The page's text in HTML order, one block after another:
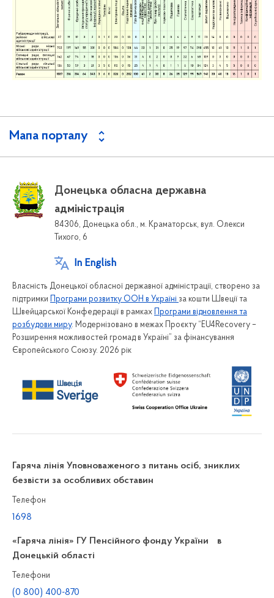
Мапа порталу
Донецька обласна державна
адміністрація
84306, Донецька обл., м. Краматорськ, вул. Олекси
Тихого, 6
In English
Власність Донецької обласної державної адміністрації, створено за
підтримки
Програми розвитку ООН в Україні за кошти Швеції та
Швейцарської Конфедерації в рамках
Програми відновлення та
розбудови миру. Модернізовано в межах Проєкту “EU4Recovery –
Розширення можливостей громад в Україні” за фінансування
Європейського Союзу. 2026 рік
Гаряча лінія Уповноваженого з питань осіб, зниклих
безвісти за особливих обставин
Телефон
1698
«Гаряча лінія» ГУ Пенсійного фонду України в
Донецькій області
Телефони
(0 800) 400-870